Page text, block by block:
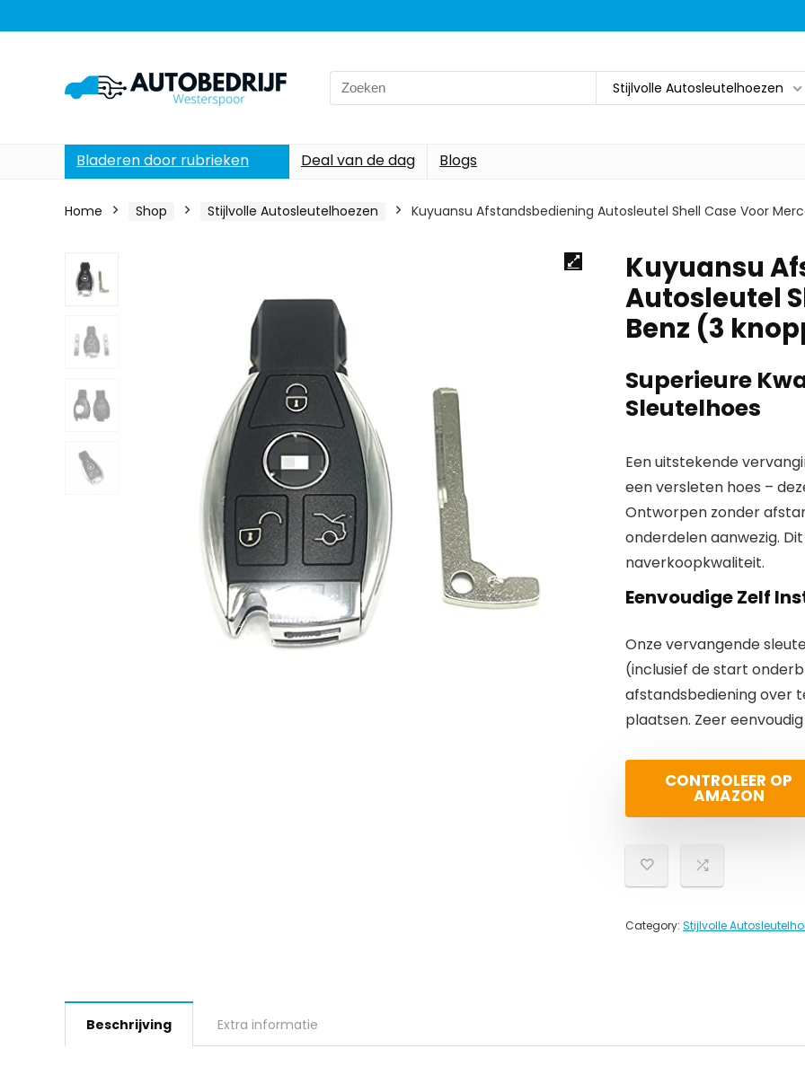
Search
for:
Stijlvolle Autosleutelhoezen
Bladeren door rubrieken Deal van de dag Blogs
Home Shop Stijlvolle Autosleutelhoezen Kuyuansu Afstandsbediening Autosleutel Shell Case Voor
Kuyuansu
Autosleutel
Benz (3
Superieure
Sleutelhoes
Een uitstekende
een versleten hoes –
Ontworpen zonder
onderdelen aanwezig.
naverkoopkwaliteit.
Eenvoudige Zelf
Onze vervangende
(inclusief de start
afstandsbediening over
plaatsen. Zeer
CONTROLEER OP
AMAZON
Category: Stijlvolle
Beschrijving Extra informatie